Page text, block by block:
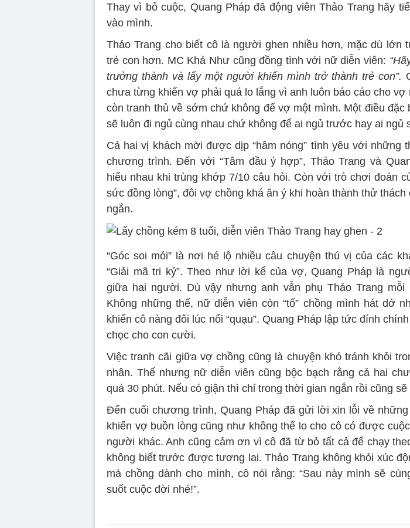
Thay vì bỏ cuộc, Quang Pháp đã động viên Thảo Trang hãy
vào mình.
Thảo Trang cho biết cô là người ghen nhiều hơn, mặc dù lớn
trẻ con hơn. MC Khả Như cũng đồng tình với nữ diễn viên:
trưởng thành và lấy một người khiến mình trở thành trẻ con”.
chưa từng khiến vợ phải quá lo lắng vì anh luôn báo cáo cho vợ
còn tranh thủ về sớm chứ không để vợ một mình. Một điều đặc
sẽ luôn đi ngủ cùng nhau chứ không để ai ngủ trước hay ai ngủ
Cả hai vị khách mời được dịp “hâm nóng” tình yêu với những
chương trình. Đến với “Tâm đầu ý hợp”, Thảo Trang và
hiểu nhau khi trùng khớp 7/10 câu hỏi. Còn với trò chơi đoán
sức đồng lòng”, đôi vợ chồng khá ăn ý khi hoàn thành thử
ngắn.
“Góc soi mói” là nơi hé lộ nhiều câu chuyện thú vị của các
“Giải mã tri kỷ”. Theo như lời kể của vợ, Quang Pháp là
giữa hai người. Dù vậy nhưng anh vẫn phụ Thảo Trang mỗi
Không những thế, nữ diễn viên còn “tố” chồng mình hát dở
khiến cô nàng đôi lúc nổi “quạu”. Quang Pháp lập tức đính
chọc cho con cười.
Việc tranh cãi giữa vợ chồng cũng là chuyện khó tránh khỏi
nhân. Thế nhưng nữ diễn viên cũng bộc bạch rằng cả hai
quá 30 phút. Nếu có giận thì chỉ trong thời gian ngắn rồi cũng sẽ
Đến cuối chương trình, Quang Pháp đã gửi lời xin lỗi về
khiến vợ buồn lòng cũng như không thể lo cho cô có được
người khác. Anh cũng cảm ơn vì cô đã từ bỏ tất cả để chạy
không biết trước được tương lai. Thảo Trang không khỏi xúc
mà chồng dành cho mình, cô nói rằng: “Sau này mình sẽ
suốt cuộc đời nhé!”.